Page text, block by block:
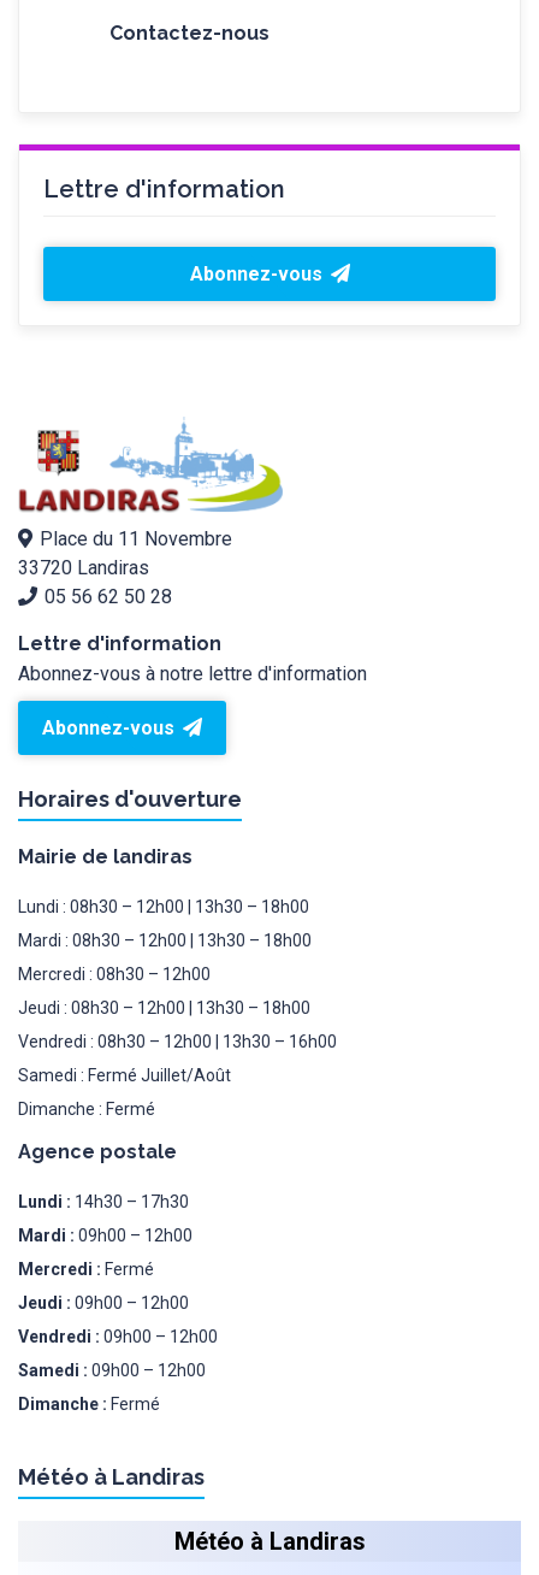
Contactez-nous
Lettre d'information
Abonnez-vous
Place du 11 Novembre
33720 Landiras
05 56 62 50 28
Lettre d'information
Abonnez-vous à notre lettre d'information
Abonnez-vous
Horaires d'ouverture
Mairie de landiras
Lundi : 08h30 – 12h00 | 13h30 – 18h00
Mardi : 08h30 – 12h00 | 13h30 – 18h00
Mercredi : 08h30 – 12h00
Jeudi : 08h30 – 12h00 | 13h30 – 18h00
Vendredi : 08h30 – 12h00 | 13h30 – 16h00
Samedi : Fermé Juillet/Août
Dimanche : Fermé
Agence postale
Lundi : 14h30 – 17h30
Mardi : 09h00 – 12h00
Mercredi : Fermé
Jeudi : 09h00 – 12h00
Vendredi : 09h00 – 12h00
Samedi : 09h00 – 12h00
Dimanche : Fermé
Météo à Landiras
Météo à Landiras